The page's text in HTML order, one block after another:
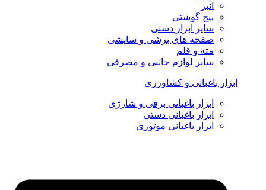
انبر
پیچ گوشتی
سایر ابزار دستی
صفحه های برشی و سایشی
مته و قلم
سایر لوازم جانبی و مصرفی
ابزار باغبانی و کشاورزی
ابزار باغبانی برقی و شارژی
ابزار باغبانی دستی
ابزار باغبانی موتوری